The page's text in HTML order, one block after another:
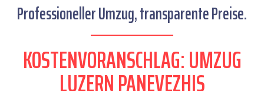
Professioneller Umzug, transparente Preise.
KOSTENVORANSCHLAG: UMZUG